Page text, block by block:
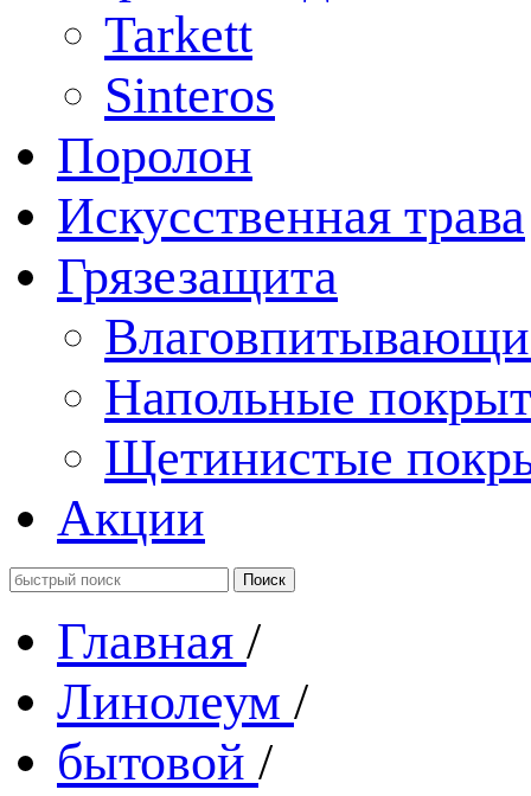
Tarkett
Sinteros
Поролон
Искусственная трава
Грязезащита
Напольные
Щетинистые
Акции
Главная /
Линолеум /
бытовой /